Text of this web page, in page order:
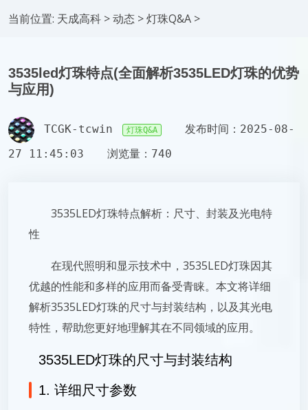
当前位置: 天成高科 >动态 >灯珠Q&A >
3535led灯珠特点(全面解析3535LED灯珠的优势
与应用)
TCGK-tcwin 灯珠Q&A
发布时间：2025-08-
27 11:45:03
浏览量：740
3535LED灯珠特点解析：尺寸、封装及光电特
性
在现代照明和显示技术中，3535LED灯珠因其
优越的性能和多样的应用而备受青睐。本文将详细
解析3535LED灯珠的尺寸与封装结构，以及其光电
特性，帮助您更好地理解其在不同领域的应用。
3535LED灯珠的尺寸与封装结构
1. 详细尺寸参数